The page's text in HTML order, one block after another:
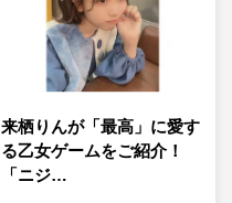
来栖りんが「最高」に愛す
る乙女ゲームをご紹介！
「ニジ…